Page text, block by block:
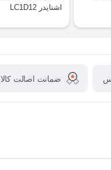
اشنایدر LC1D12
ضمانت اصالت کالا